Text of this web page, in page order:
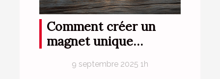
Comment créer un
magnet unique
votre style ?
9 septembre 2025 1h